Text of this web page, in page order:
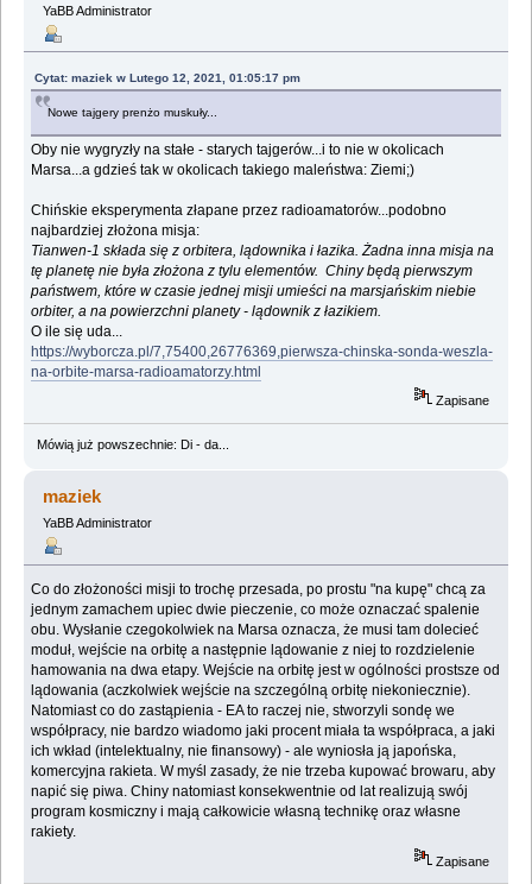
YaBB Administrator
Cytat: maziek w Lutego 12, 2021, 01:05:17 pm
Nowe tajgery prenżo muskuły...
Oby nie wygryzły na stałe - starych tajgerów...i to nie w okolicach
Marsa...a gdzieś tak w okolicach takiego maleństwa: Ziemi;)
Chińskie eksperymenta złapane przez radioamatorów...podobno
najbardziej złożona misja:
Tianwen-1 składa się z orbitera, lądownika i łazika. Żadna inna misja na
tę planetę nie była złożona z tylu elementów. Chiny będą pierwszym
państwem, które w czasie jednej misji umieści na marsjańskim niebie
orbiter, a na powierzchni planety - lądownik z łazikiem.
O ile się uda...
https://wyborcza.pl/7,75400,26776369,pierwsza-chinska-sonda-weszla-
na-orbite-marsa-radioamatorzy.html
Zapisane
Mówią już powszechnie: Di - da...
maziek
YaBB Administrator
Co do złożoności misji to trochę przesada, po prostu "na kupę" chcą za
jednym zamachem upiec dwie pieczenie, co może oznaczać spalenie
obu. Wysłanie czegokolwiek na Marsa oznacza, że musi tam dolecieć
moduł, wejście na orbitę a następnie lądowanie z niej to rozdzielenie
hamowania na dwa etapy. Wejście na orbitę jest w ogólności prostsze od
lądowania (aczkolwiek wejście na szczególną orbitę niekoniecznie).
Natomiast co do zastąpienia - EA to raczej nie, stworzyli sondę we
współpracy, nie bardzo wiadomo jaki procent miała ta współpraca, a jaki
ich wkład (intelektualny, nie finansowy) - ale wyniosła ją japońska,
komercyjna rakieta. W myśl zasady, że nie trzeba kupować browaru, aby
napić się piwa. Chiny natomiast konsekwentnie od lat realizują swój
program kosmiczny i mają całkowicie własną technikę oraz własne
rakiety.
Zapisane